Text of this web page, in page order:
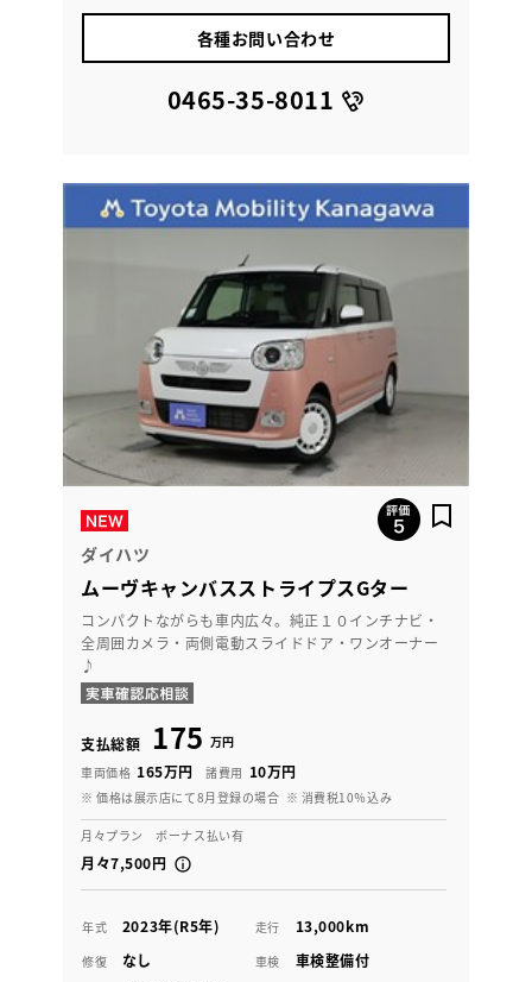
各種お問い合わせ
0465-35-8011
ダイハツ
ムーヴキャンバスストライプスGター
コンパクトながらも車内広々。純正１０インチナビ・
全周囲カメラ・両側電動スライドドア・ワンオーナー
♪
支払総額 175 万円
車両価格 165万円 諸費用 10万円
※ 価格は展示店にて8月登録の場合 ※ 消費税10％込み
月々プラン ボーナス払い有
月々7,500円
年式 2023年(R5年) 走行 13,000km
修復 なし 車検 車検整備付